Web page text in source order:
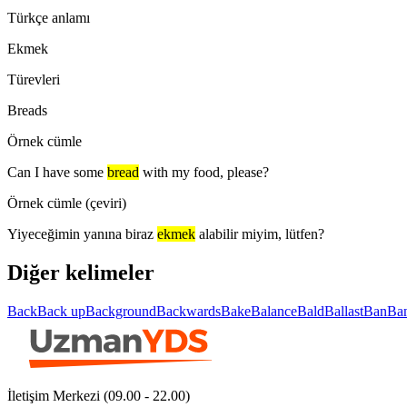
Türkçe anlamı
Ekmek
Türevleri
Breads
Örnek cümle
Can I have some bread with my food, please?
Örnek cümle (çeviri)
Yiyeceğimin yanına biraz ekmek alabilir miyim, lütfen?
Diğer kelimeler
BackBack upBackgroundBackwardsBakeBalanceBaldBallastBan
İletişim Merkezi (09.00 - 22.00)